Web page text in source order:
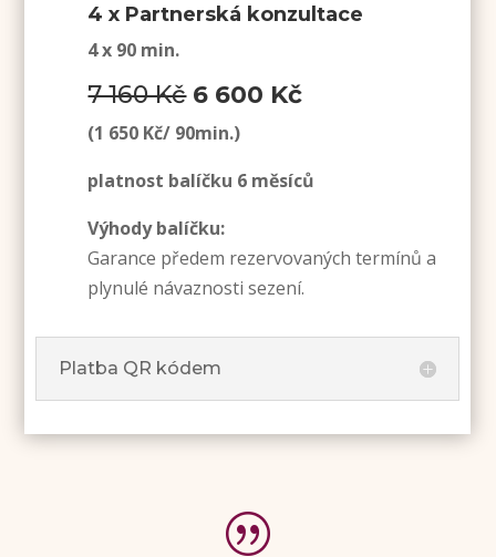
4 x Partnerská konzultace
4 x 90 min.
7 160 Kč6 600 Kč
(1 650 Kč/ 90min.)
platnost balíčku 6 měsíců
Výhody balíčku:
Garance předem rezervovaných termínů a
plynulé návaznosti sezení.
Platba QR kódem
|